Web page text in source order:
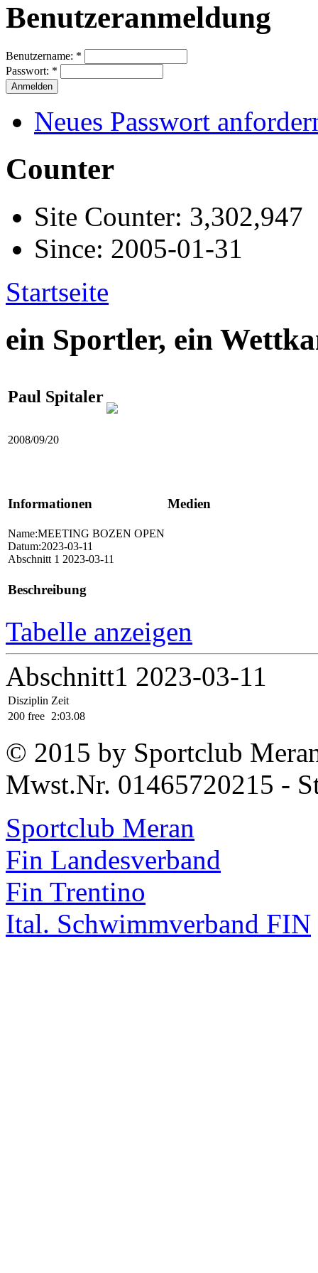
Benutzeranmeldung
Benutzername: *
Passwort: *
Neues Passwort
Counter
Site Counter: 3,302,947
Since: 2005-01-31
Startseite
ein Sportler, ein
Paul Spitaler
2008/09/20
Informationen Medien
Name:MEETING BOZEN OPEN
Datum:2023-03-11
Abschnitt 1 2023-03-11
Beschreibung
Tabelle anzeigen
Abschnitt1 2023-03-11
Disziplin Zeit
200 free 2:03.08
© 2015 by Sportclub
Mwst.Nr. 01465720215 -
Sportclub Meran
Fin Landesverband
Fin Trentino
Ital. Schwimmverband FIN